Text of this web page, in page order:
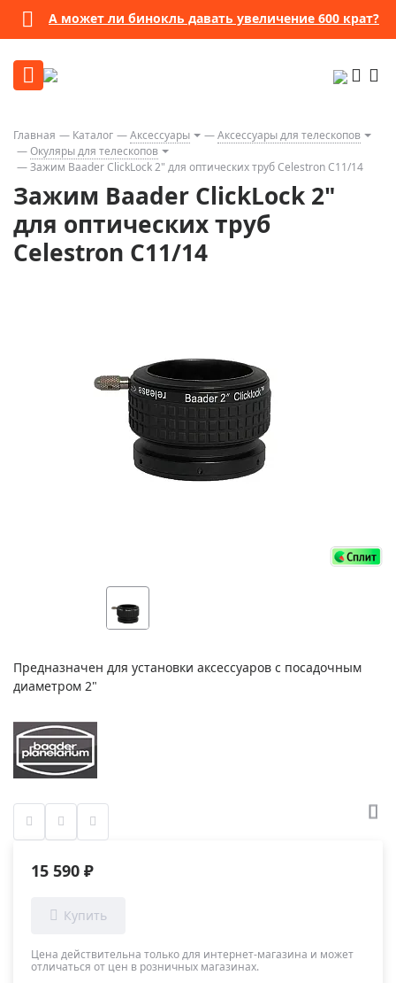
А может ли бинокль давать увеличение 600 крат?
Главная Каталог Аксессуары
Аксессуары для телескопов
Окуляры для телескопов
Зажим Baader ClickLock 2" для оптических труб Celestron С11/14
Зажим Baader ClickLock 2"
для оптических труб
Celestron С11/14
Предназначен для установки аксессуаров с посадочным
диаметром 2"
15 590 ₽
Цена действительна только для интернет-магазина и может
отличаться от цен в розничных магазинах.